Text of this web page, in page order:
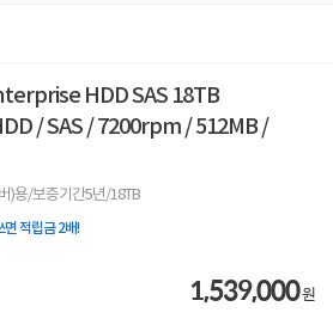
HDD SAS 18TB
/ SAS / 7200rpm / 512MB /
)용/보증기간5년/18TB
면 적립금 2배!
1,539,000원